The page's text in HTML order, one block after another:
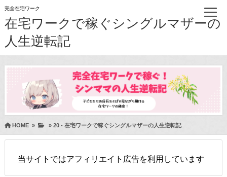
完全在宅ワーク
在宅ワークで稼ぐシングルマザーの
人生逆転記
HOME» » 20 - 在宅ワークで稼ぐシングルマザーの人生逆転記
当サイトではアフィリエイト広告を利用しています